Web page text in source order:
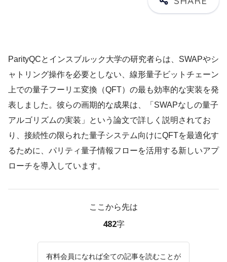
ParityQCとインスブルック大学の研究者らは、SWAPやシ
ャトリング操作を必要としない、線形量子ビットチェーン
上での量子フーリエ変換（QFT）の最も効率的な実装を発
表しました。彼らの画期的な成果は、「SWAPなしの量子
アルゴリズムの実装」という論文で詳しく説明されてお
り、接続性の限られた量子システム向けにQFTを最適化す
るために、パリティ量子情報フローを活用する新しいアプ
ローチを導入しています。
ここから先は
482字
有料会員になれば全ての記事を読むことが